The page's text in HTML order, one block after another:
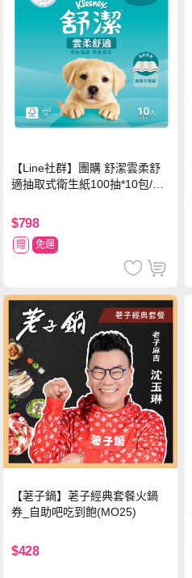
【Line社群】團購 舒潔雲柔舒
適抽取式衛生紙100抽*10包/6
$798
贈 免運
【荖子鍋】荖子經典套餐火鍋
券_自助吧吃到飽(MO25)
$428